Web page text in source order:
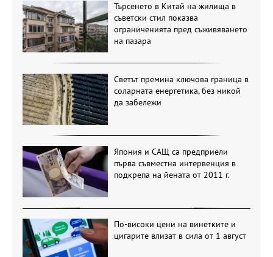
Търсенето в Китай на жилища в
съветски стил показва
ограниченията пред съживяването
на пазара
Светът премина ключова граница в
соларната енергетика, без никой
да забележи
Япония и САЩ са предприели
първа съвместна интервенция в
подкрепа на йената от 2011 г.
По-високи цени на винетките и
цигарите влизат в сила от 1 август